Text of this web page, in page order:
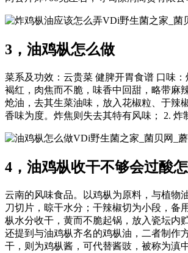
VDi野生菌之家_菌
3，油鸡枞怎么做
菜系及功效：云贵菜 健脾开胃食谱 口味
褐红，肉焦而不脆，味香中回甜，略带麻
炝油，去其生菜油味，放入花椒粒、于辣
香味为度。炸焦则失去其特有风味； 2. 炸
VDi野生菌之家_菌贝网_
4，油鸡枞收干不够会过酸
云南的风味食品。以鸡枞为原料，与植物
刀切片，晾干水分；干辣椒切为小段，备
枞水分收干，黄而不脆起锅，放入瓷坛内
还提到与油鸡枞齐名的鸡枞油，二者制作
干，则为鸡枞酱，可代替酱豉，被称为滇